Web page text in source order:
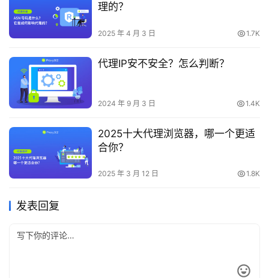
理的？
2025 年 4 月 3 日 1.7K
代理IP安不安全？怎么判断？
2024 年 9 月 3 日 1.4K
2025十大代理浏览器，哪一个更适
合你？
2025 年 3 月 12 日 1.8K
发表回复